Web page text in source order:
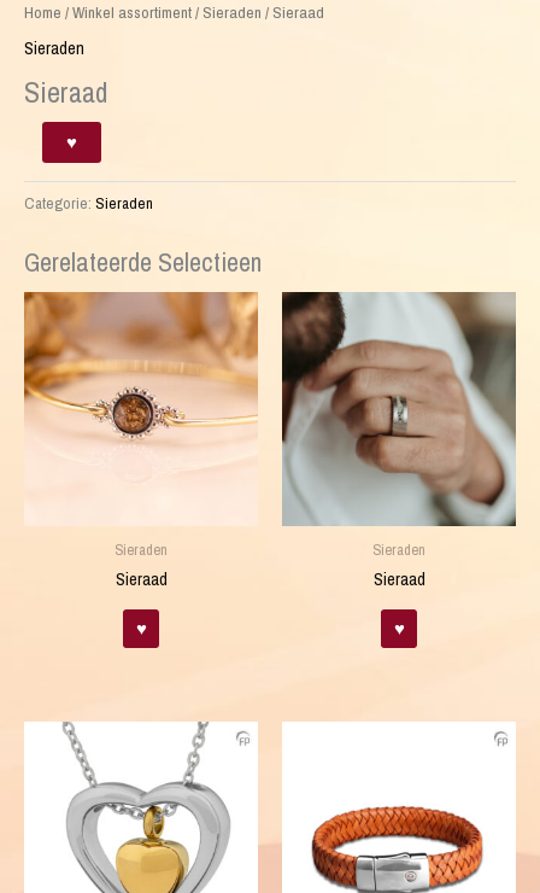
Home /Winkel assortiment/ Sieraden / Sieraad
Sieraden
Sieraad
Sieraad
aantal
♥
Categorie: Sieraden
Gerelateerde Selectieen
Sieraden
Sieraad
♥
Sieraden
Sieraad
♥